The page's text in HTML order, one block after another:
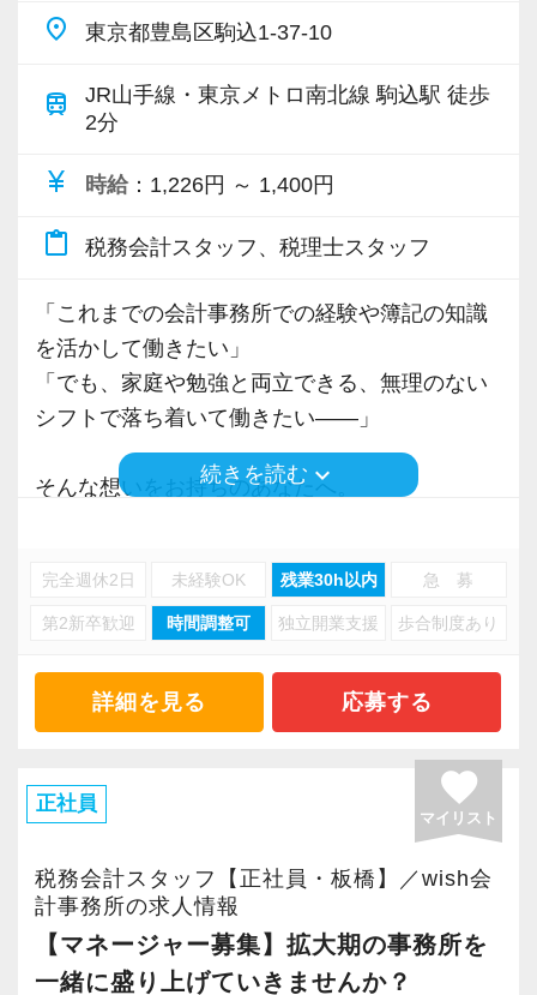
告書を作れるようになりたい」「ゆくゆくは経
う意欲のある方には、経験豊富な先輩や代表が
段階を踏んで丁寧にノウハウを伝承していきま
すので、安心してステップアップしていけま
ヤル気」を最優先する採用です
私たちが採用において何よりも大切にしている
のは、現在のスキルや過去の経験年数ではあり
ません。
お客様に対して、そして一緒に働く仲間に対し
て、真面目で前向きに、誠実に向き合える「人
「実務経験がなくて、本当にやっていけるか不
安…」という方も全く問題ありません。
文化と、それを支えるチーム体制、そして正当
に頑張りを評価する制度（評価制度導入済み）
加えて、長く安心して働いていただけるよう、
退職金制度（勤続3年以上）に加え、個人の資産
形成を国が後押しする【企業型確定拠出年金
（企業型DC）】もいち早く導入しました。
スタッフが「今」も「将来」も安心して人生設
を掛け合える温かで穏やかな雰囲気が自慢で
「質問しづらくて一人で悩む」というストレス
とは無縁の職場です。
―――【2】 残業月10h程度＆時差出勤！ワーク
ライフバランスを最優先できる仕組み
税理士業界は「残業が多くて当たり前」と思わ
れがちですが、当事務所の月平均残業時間は
【10時間程度】と、業界内でもトップクラスに
少なめです。
業務の効率化とチームでの相互フォローが徹底
するスタッフがほとんどです。
好評なのが【時差出勤制度】です。
出社・退社時間を1時間の範囲内（30分単位）で
前後にスライドさせることができます。
「今日は専門学校の講義があるから、早めに出
社して18時に退社して学校へ向かう」
時間に出社する」
「平日の朝に通院を済ませてから出社する」
勉強スケジュールに合わせた柔軟な働き方が可
能です。
また、有給休暇の取得率も80％以上を誇り、試
place 東京都豊島区駒込1-37-10
train
JR山手線・東京メトロ南北線 駒込駅 徒歩
2分
currency_yen 時給 ：1,226円 ～ 1,400円
content_paste 税務会計スタッフ、税理士スタッフ
「これまでの会計事務所での経験や簿記の知識
を活かして働きたい」
「でも、家庭や勉強と両立できる、無理のない
シフトで落ち着いて働きたい――」
そんな想いをお持ちのあなたへ。
えながら、アシスタントとして活躍しません
か？
を中心とした、落ち着いていて相談がしやすい
税理士法人です。
私たちは、紹介や新規のご契約により【顧問法
人数が右肩上がりに増加】を続けています。
業績好調による組織拡大にともない、新しくお
迎えするアシスタント（パート・アルバイト）
のメンバーが不安なく、心から安心して長く活
躍できるよう、職場環境の改善とサポート体制
の構築に本気で取り組んでいます。
続きを読む keyboard_arrow_down
完全週休2日 未経験OK 残業30h以内 急 募
第2新卒歓迎 時間調整可 独立開業支援 歩合制度あり
詳細を見る 応募する
正社員 favorite
マイリスト
税務会計スタッフ【正社員・板橋】／wish会
計事務所の求人情報
【マネージャー募集】拡大期の事務所を
一緒に盛り上げていきませんか？